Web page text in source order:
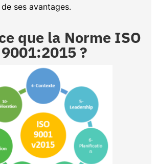
ses avantages.
que la Norme ISO
9001:2015 ?